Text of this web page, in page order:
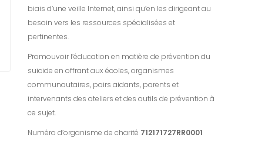
biais d’une veille Internet, ainsi qu’en les dirigeant au
besoin vers les ressources spécialisées et
pertinentes.
Promouvoir l’éducation en matière de prévention du
suicide en offrant aux écoles, organismes
communautaires, pairs aidants, parents et
intervenants des ateliers et des outils de prévention à
ce sujet.
Numéro d’organisme de charité 712171727RR0001